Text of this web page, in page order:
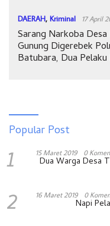
DAERAH, Kriminal 17 April
Sarang Narkoba Desa
Gunung Digerebek
Batubara, Dua Pelaku
Popular Post
1 15 Maret 2019 0
Dua Warga Desa
2 16 Maret 2019 0
Napi